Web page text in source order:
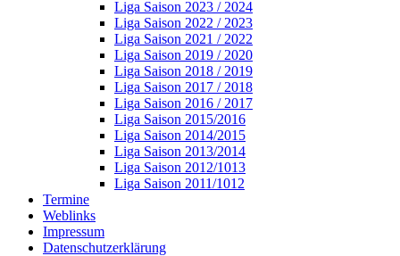
Liga Saison 2023 / 2024
Liga Saison 2022 / 2023
Liga Saison 2021 / 2022
Liga Saison 2019 / 2020
Liga Saison 2018 / 2019
Liga Saison 2017 / 2018
Liga Saison 2016 / 2017
Liga Saison 2015/2016
Liga Saison 2014/2015
Liga Saison 2013/2014
Liga Saison 2012/1013
Liga Saison 2011/1012
Termine
Weblinks
Impressum
Datenschutzerklärung